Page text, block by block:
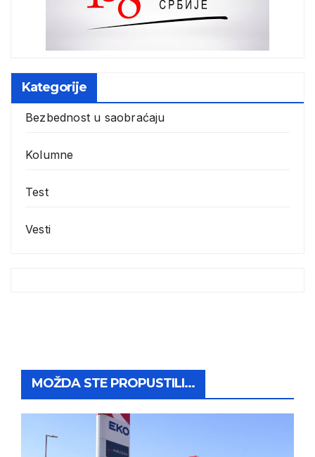
Kategorije
Bezbednost u saobraćaju
Kolumne
Test
Vesti
MOŽDA STE PROPUSTILI...